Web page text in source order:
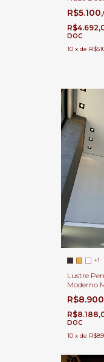
Ø120cm
Para Sala
Duplo
DOC
10 x de
+1
Lustre
Moderno
60x25cm
Direito
DOC
10 x de